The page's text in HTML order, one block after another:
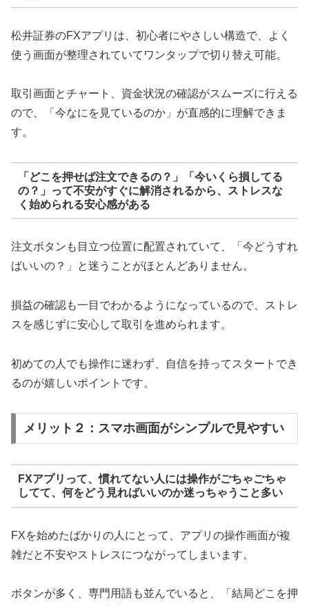
松井証券のFXアプリは、初心者にやさしい構造で、よく
使う画面が整理されていてワンタップで切り替え可能。
取引画面とチャート、資金状況の確認がスムーズに行える
ので、「今なにを見ているのか」が直感的に理解できま
す。
「どこを押せば注文できるの？」「今いくら損してる
の？」って不安がすぐに解消されるから、ストレスな
く始められる安心感がある
注文ボタンも目立つ位置に配置されていて、「今どうすれ
ばいいの？」と迷うことがほとんどありません。
損益の確認も一目でわかるようになっているので、ストレ
スを感じずに安心して取引を進められます。
初めての人でも操作に迷わず、自信を持ってスタートでき
るのが嬉しいポイントです。
メリット２：スマホ画面がシンプルで見やすい
FXアプリって、慣れてない人には操作がごちゃごちゃ
してて、何をどう見ればいいのか迷っちゃうこと多い
FXを始めたばかりの人にとって、アプリの操作画面が複
雑だと不安やストレスにつながってしまいます。
ボタンが多く、専門用語も並んでいると、「結局どこを押